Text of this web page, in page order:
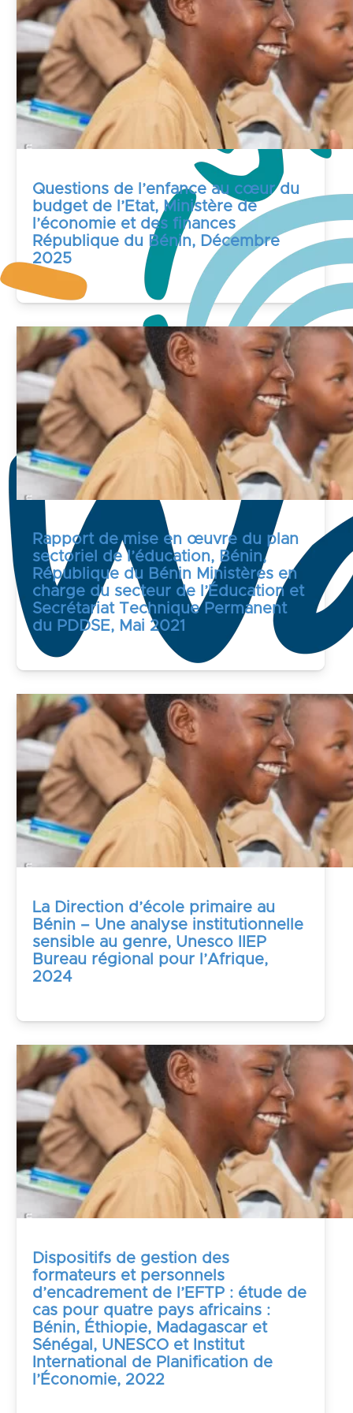
Questions de l’enfance au cœur du
budget de l’Etat, Ministère de
l’économie et des finances
République du Bénin, Décembre
2025
Rapport de mise en œuvre du plan
sectoriel de l’éducation, Bénin,
République du Bénin Ministères en
charge du secteur de l’Éducation et
Secrétariat Technique Permanent
du PDDSE, Mai 2021
La Direction d’école primaire au
Bénin – Une analyse institutionnelle
sensible au genre, Unesco IIEP
Bureau régional pour l’Afrique,
2024
Dispositifs de gestion des
formateurs et personnels
d’encadrement de l’EFTP : étude de
cas pour quatre pays africains :
Bénin, Éthiopie, Madagascar et
Sénégal, UNESCO et Institut
International de Planification de
l’Économie, 2022